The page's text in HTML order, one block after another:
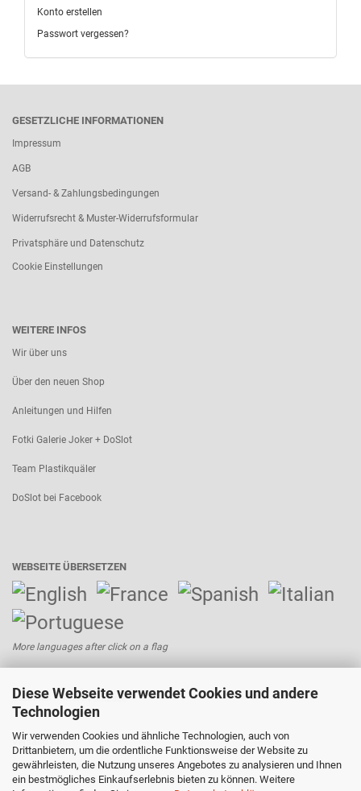
Diese Webseite verwendet Cookies und andere
Technologien
Wir verwenden Cookies und ähnliche Technologien, auch von
Drittanbietern, um die ordentliche Funktionsweise der Website zu
gewährleisten, die Nutzung unseres Angebotes zu analysieren und Ihnen
ein bestmögliches Einkaufserlebnis bieten zu können. Weitere
Konto erstellen
Passwort vergessen?
GESETZLICHE INFORMATIONEN
Impressum
AGB
Versand- & Zahlungsbedingungen
Widerrufsrecht & Muster-Widerrufsformular
Privatsphäre und Datenschutz
Cookie Einstellungen
WEITERE INFOS
Wir über uns
Über den neuen Shop
Anleitungen und Hilfen
Fotki Galerie Joker + DoSlot
Team Plastikquäler
DoSlot bei Facebook
WEBSEITE ÜBERSETZEN
More languages after click on a flag
Bezahlen mit:
Versand mit: